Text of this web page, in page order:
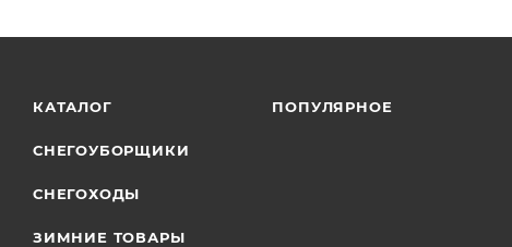
КАТАЛОГ
СНЕГОУБОРЩИКИ
СНЕГОХОДЫ
ЗИМНИЕ ТОВАРЫ
ПОПУЛЯРНОЕ